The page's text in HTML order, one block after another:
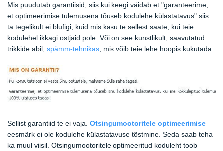
Mis puudutab garantiisid, siis kui keegi väidab et "garanteerime,
et optimeerimise tulemusena tõuseb kodulehe külastatavus" siis
ta tegelikult ei blufigi, kuid mis kasu te sellest saate, kui teie
kodulehel ikkagi ostjaid pole. Või on see kunstlikult, saavutatud
trikkide abil, spämm-tehnikas , mis võib teie lehe hoopis kukutada.
Sellist garantiid te ei vaja. Otsingumootoritele optimeerimise
eesmärk ei ole kodulehe külastatavuse tõstmine. Seda saab teha
ka muul viisil. Otsingumootoritele optimeeritud koduleht toob